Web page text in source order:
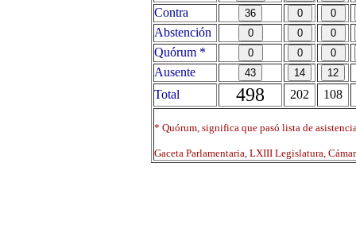
Contra
Abstención
Quórum *
Ausente
Total
498 202 108
* Quórum, significa que pasó lista de
Gaceta Parlamentaria, LXIII Legislatura,